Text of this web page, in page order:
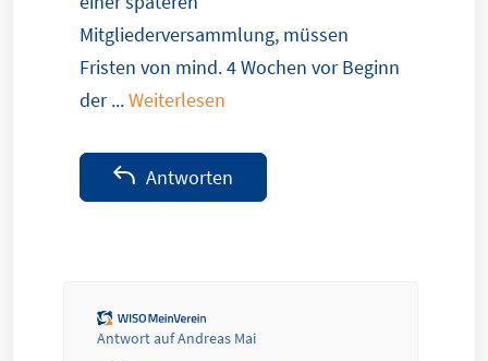
Mitgliederversammlung, müssen
Fristen von mind. 4 Wochen vor Beginn
der ...Weiterlesen
Antworten
Antwort auf Andreas Mai